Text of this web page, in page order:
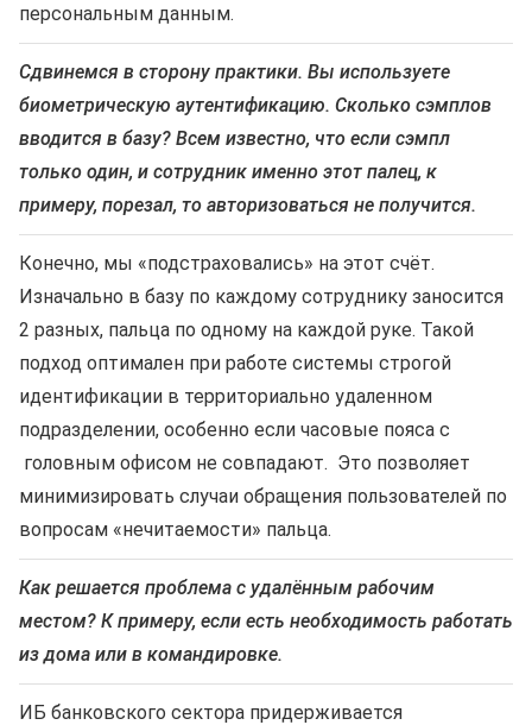
персональным данным.
Сдвинемся в сторону практики. Вы используете
биометрическую аутентификацию. Сколько сэмплов
вводится в базу? Всем известно, что если сэмпл
только один, и сотрудник именно этот палец, к
примеру, порезал, то авторизоваться не получится.
Конечно, мы «подстраховались» на этот счёт.
Изначально в базу по каждому сотруднику заносится
2 разных, пальца по одному на каждой руке. Такой
подход оптимален при работе системы строгой
идентификации в территориально удаленном
подразделении, особенно если часовые пояса с
головным офисом не совпадают. Это позволяет
минимизировать случаи обращения пользователей по
вопросам «нечитаемости» пальца.
Как решается проблема с удалённым рабочим
местом? К примеру, если есть необходимость работать
из дома или в командировке.
ИБ банковского сектора придерживается